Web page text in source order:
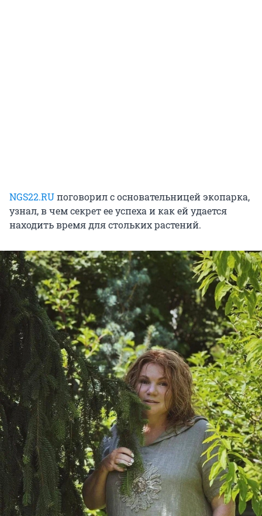
NGS22.RUпоговорил с основательницей экопарка,
узнал, в чем секрет ее успеха и как ей удается
находить время для стольких растений.